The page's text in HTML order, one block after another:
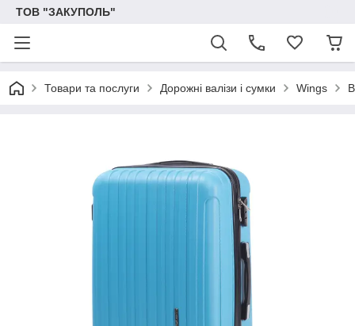
ТОВ "ЗАКУПОЛЬ"
Товари та послуги Дорожні валізи і сумки Wings